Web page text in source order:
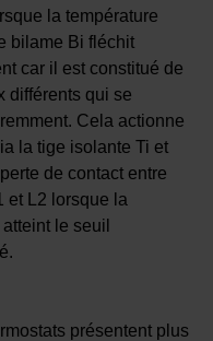
la température
bilame Bi fléchit
car il est constitué de
différents qui se
Cela actionne
la tige isolante Ti et
de contact entre
et L2 lorsque la
le seuil
présentent plus